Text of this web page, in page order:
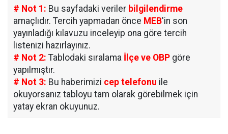
# Not 1: Bu sayfadaki veriler bilgilendirme
amaçlıdır. Tercih yapmadan önce MEB'in son
yayınladığı kılavuzu inceleyip ona göre tercih
listenizi hazırlayınız.
# Not 2: Tablodaki sıralama İlçe ve OBP göre
yapılmıştır.
# Not 3: Bu haberimizi cep telefonu ile
okuyorsanız tabloyu tam olarak görebilmek için
yatay ekran okuyunuz.